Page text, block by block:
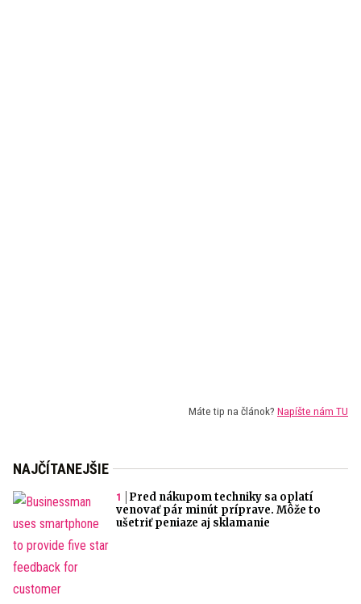
Máte tip na článok? Napíšte nám TU
NAJČÍTANEJŠIE
Pred nákupom techniky sa oplatí
venovať pár minút príprave. Môže to
ušetriť peniaze aj sklamanie